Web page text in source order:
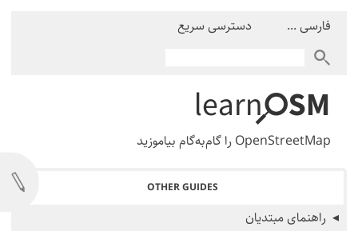
فارسی ... دسترسی سریع
OpenStreetMap را گام‌به‌گام بیاموزید
OTHER GUIDES
راهنمای مبتدیان